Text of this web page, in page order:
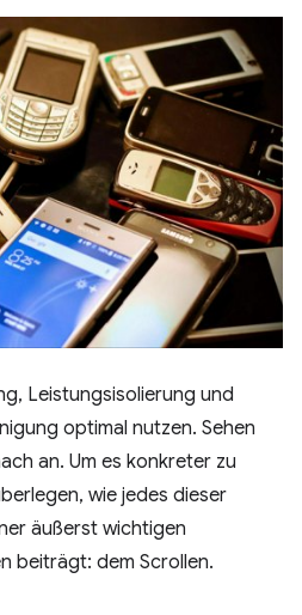
Leistungsisolierung und
optimal nutzen. Sehen
an. Um es konkreter zu
wie jedes dieser
äußerst wichtigen
beiträgt: dem Scrollen.